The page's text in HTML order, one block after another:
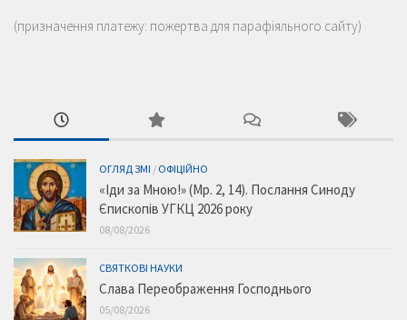
(призначення платежу: пожертва для парафіяльного сайту)
ОГЛЯД ЗМІ / ОФІЦІЙНО
«Іди за Мною!» (Мр. 2, 14). Послання Синоду
Єпископів УГКЦ 2026 року
08/08/2026
СВЯТКОВІ НАУКИ
Слава Переображення Господнього
05/08/2026